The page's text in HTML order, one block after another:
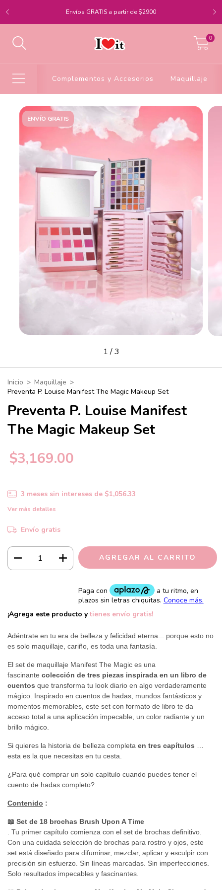
Envíos GRATIS a partir de $2900
0
Complementos y Accesorios Maquillaje
ENVÍO GRATIS
1/3
Inicio > Maquillaje >
Preventa P. Louise Manifest The Magic Makeup Set
Preventa P. Louise Manifest
The Magic Makeup Set
$3,169.00
3 meses sin intereses de $1,056.33
Ver más detalles
Envío gratis
¡Agrega este producto ytienes envío gratis!
Adéntrate en tu era de belleza y felicidad eterna... porque esto no
es solo maquillaje, cariño, es toda una fantasía.
El set de maquillaje Manifest The Magic es una
fascinante colección de tres piezas inspirada en un libro de
cuentos que transforma tu look diario en algo verdaderamente
mágico. Inspirado en cuentos de hadas, mundos fantásticos y
momentos memorables, este set con formato de libro te da
acceso total a una aplicación impecable, un color radiante y un
brillo mágico.
Si quieres la historia de belleza completa en tres capítulos
esta es la que necesitas en tu cesta.
¿Para qué comprar un solo capítulo cuando puedes tener el
cuento de hadas completo?
Contenido :
📖 Set de 18 brochas Brush Upon A Time
. Tu primer capítulo comienza con el set de brochas definitivo.
Con una cuidada selección de brochas para rostro y ojos, este
set está diseñado para difuminar, mezclar, aplicar y esculpir con
precisión sin esfuerzo. Sin líneas marcadas. Sin imperfecciones.
Solo resultados impecables y fascinantes.